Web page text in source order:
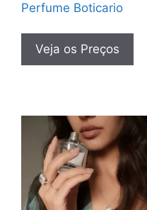
Perfume Boticario
Veja os Preços